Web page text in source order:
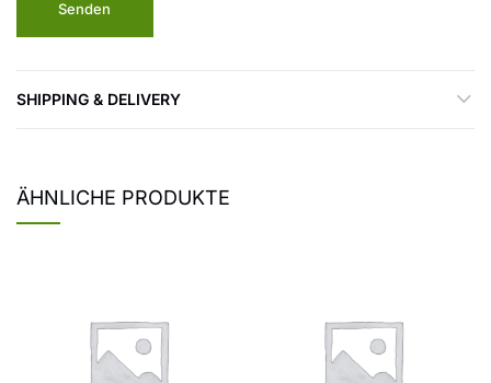
SHIPPING & DELIVERY
ÄHNLICHE PRODUKTE